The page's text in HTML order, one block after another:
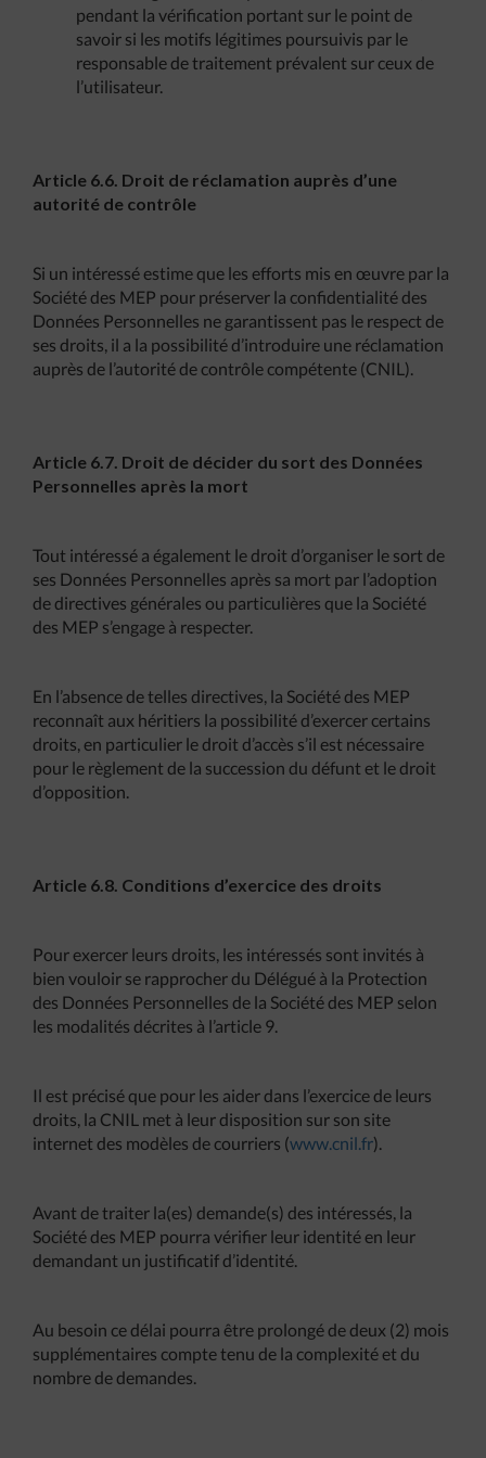
pendant la vérification portant sur le point de
savoir si les motifs légitimes poursuivis par le
responsable de traitement prévalent sur ceux de
l’utilisateur.
Article 6.6. Droit de réclamation auprès d’une
autorité de contrôle
Si un intéressé estime que les efforts mis en œuvre par la
Société des MEP pour préserver la confidentialité des
Données Personnelles ne garantissent pas le respect de
ses droits, il a la possibilité d’introduire une réclamation
auprès de l’autorité de contrôle compétente (CNIL).
Article 6.7. Droit de décider du sort des Données
Personnelles après la mort
Tout intéressé a également le droit d’organiser le sort de
ses Données Personnelles après sa mort par l’adoption
de directives générales ou particulières que la Société
des MEP s’engage à respecter.
En l’absence de telles directives, la Société des MEP
reconnaît aux héritiers la possibilité d’exercer certains
droits, en particulier le droit d’accès s’il est nécessaire
pour le règlement de la succession du défunt et le droit
d’opposition.
Article 6.8. Conditions d’exercice des droits
Pour exercer leurs droits, les intéressés sont invités à
bien vouloir se rapprocher du Délégué à la Protection
des Données Personnelles de la Société des MEP selon
les modalités décrites à l’article 9.
Il est précisé que pour les aider dans l’exercice de leurs
droits, la CNIL met à leur disposition sur son site
internet des modèles de courriers (www.cnil.fr).
Avant de traiter la(es) demande(s) des intéressés, la
Société des MEP pourra vérifier leur identité en leur
demandant un justificatif d’identité.
Au besoin ce délai pourra être prolongé de deux (2) mois
supplémentaires compte tenu de la complexité et du
nombre de demandes.